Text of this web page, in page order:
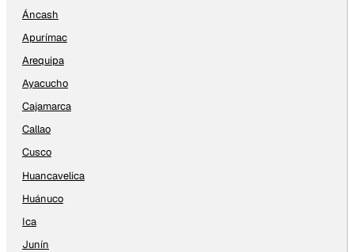
Áncash
Apurímac
Arequipa
Ayacucho
Cajamarca
Callao
Cusco
Huancavelica
Huánuco
Ica
Junín